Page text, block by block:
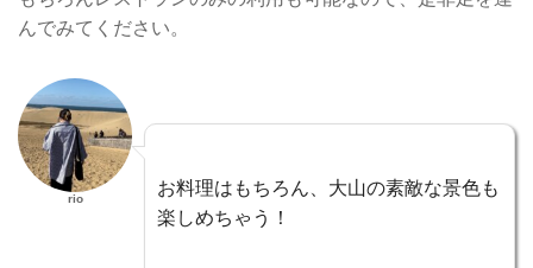
んでみてください。
rio
お料理はもちろん、大山の素敵な景色も
楽しめちゃう！